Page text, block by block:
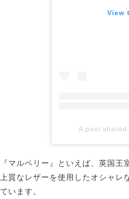
View
A post
『マルベリー』といえば、英国
上質なレザーを使用したオシャ
ています。